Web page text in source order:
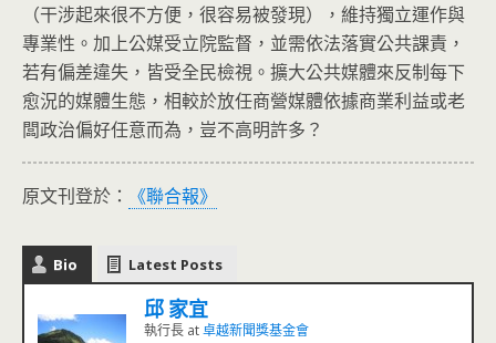
（干涉起來很不方便，很容易被發現），維持獨立運作與
專業性。加上公媒受立院監督，並需依法落實公共課責，
若有偏差違失，皆受全民檢視。擴大公共媒體來反制每下
愈況的媒體生態，相較於放任商營媒體依據商業利益或老
闆政治偏好任意而為，豈不高明許多？
原文刊登於： 《聯合報》
Bio Latest Posts
邱 家宜
執行長 at卓越新聞獎基金會